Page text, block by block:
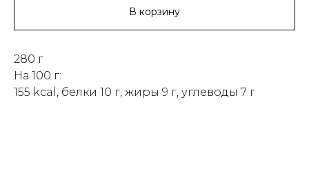
В корзину
280 г
На 100 г:
155 kcal, белки 10 г, жиры 9 г, углеводы 7 г